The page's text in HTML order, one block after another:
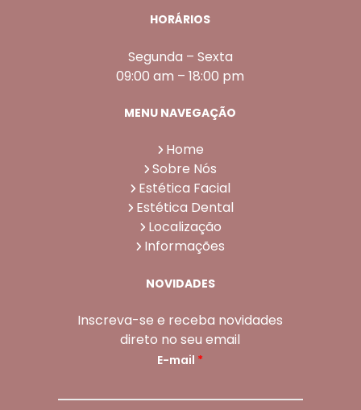
HORÁRIOS
Segunda – Sexta
09:00 am – 18:00 pm
MENU NAVEGAÇÃO
Home
Sobre Nós
Estética Facial
Estética Dental
Localização
Informações
NOVIDADES
Inscreva-se e receba novidades
direto no seu email
E-mail *